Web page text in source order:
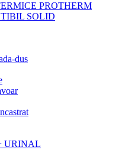
PROTHERM
SOLID
dus
URINAL